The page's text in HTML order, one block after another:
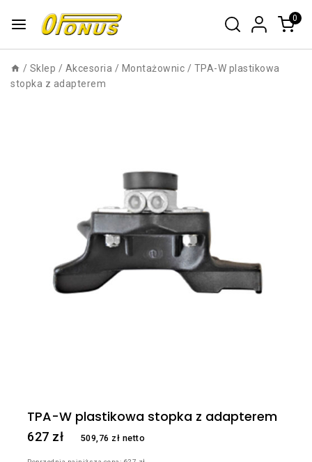
0
/ Sklep / Akcesoria / Montażownic / TPA-W plastikowa
stopka z adapterem
TPA-W plastikowa stopka z adapterem
627 zł 509,76 zł netto